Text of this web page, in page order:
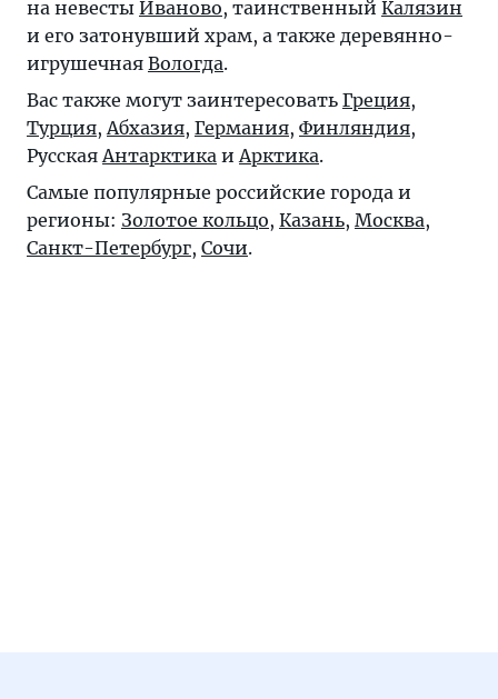
на невесты Иваново, таинственный Калязин
и его затонувший храм, а также деревянно-
игрушечная Вологда.
Вас также могут заинтересовать Греция,
Турция,Абхазия, Германия, Финляндия,
РусскаяАнтарктика иАрктика.
Самые популярные российские города и
регионы: Золотое кольцо, Казань, Москва,
Санкт-Петербург, Сочи.